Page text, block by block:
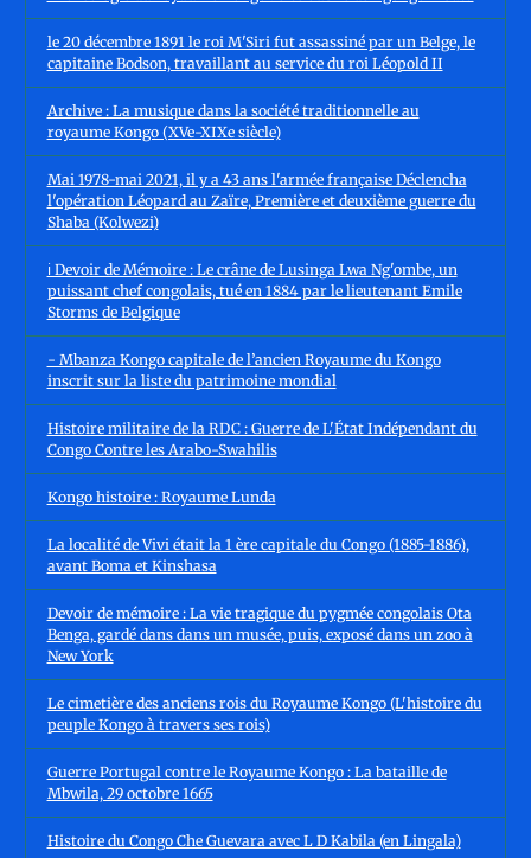
le 20 décembre 1891 le roi M'Siri fut assassiné par un Belge, le
capitaine Bodson, travaillant au service du roi Léopold II
Archive : La musique dans la société traditionnelle au
royaume Kongo (XVe-XIXe siècle)
Mai 1978-mai 2021, il y a 43 ans l'armée française Déclencha
l'opération Léopard au Zaïre, Première et deuxième guerre du
Shaba (Kolwezi)
ℹ️ Devoir de Mémoire : Le crâne de Lusinga Lwa Ng'ombe, un
puissant chef congolais, tué en 1884 par le lieutenant Emile
Storms de Belgique
- Mbanza Kongo capitale de l’ancien Royaume du Kongo
inscrit sur la liste du patrimoine mondial
Histoire militaire de la RDC : Guerre de L'État Indépendant du
Congo Contre les Arabo-Swahilis
Kongo histoire : Royaume Lunda
La localité de Vivi était la 1 ère capitale du Congo (1885-1886),
avant Boma et Kinshasa
Devoir de mémoire : La vie tragique du pygmée congolais Ota
Benga, gardé dans dans un musée, puis, exposé dans un zoo à
New York
Le cimetière des anciens rois du Royaume Kongo (L'histoire du
peuple Kongo à travers ses rois)
Guerre Portugal contre le Royaume Kongo : La bataille de
Mbwila, 29 octobre 1665
Histoire du Congo Che Guevara avec L D Kabila (en Lingala)